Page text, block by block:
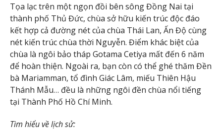
Tọa lạc trên một ngọn đồi bên sông Đồng Nai tại
thành phố Thủ Đức, chùa sở hữu kiến trúc độc đáo
kết hợp cả đường nét của chùa Thái Lan, Ấn Độ cùng
nét kiến trúc chùa thời Nguyễn. Điểm khác biệt của
chùa là ngôi bảo tháp Gotama Cetiya mất đến 6 năm
để hoàn thiện. Ngoài ra, bạn còn có thể ghé thăm Đền
bà Mariamman, tổ đình Giác Lâm, miếu Thiên Hậu
Thánh Mẫu… đều là những ngôi đền chùa nổi tiếng
tại Thành Phố Hồ Chí Minh.
Tìm hiểu về lịch sử: